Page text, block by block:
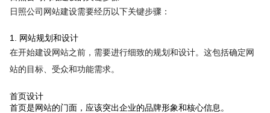
日照公司网站建设需要经历以下关键步骤：
1. 网站规划和设计
在开始建设网站之前，需要进行细致的规划和设计。这包括确定网
站的目标、受众和功能需求。
首页设计
首页是网站的门面，应该突出企业的品牌形象和核心信息。